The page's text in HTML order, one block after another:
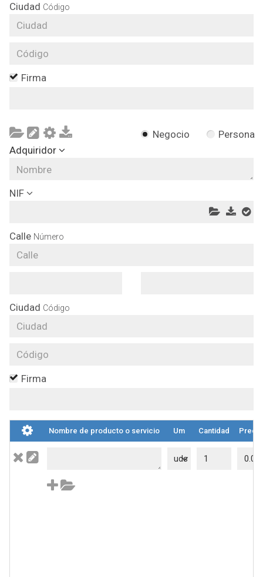
Ciudad Código
Firma
Negocio
Persona
Adquiridor
NIF
Calle Número
Ciudad Código
Firma
Nombre de producto o servicio Um Cantidad
uds